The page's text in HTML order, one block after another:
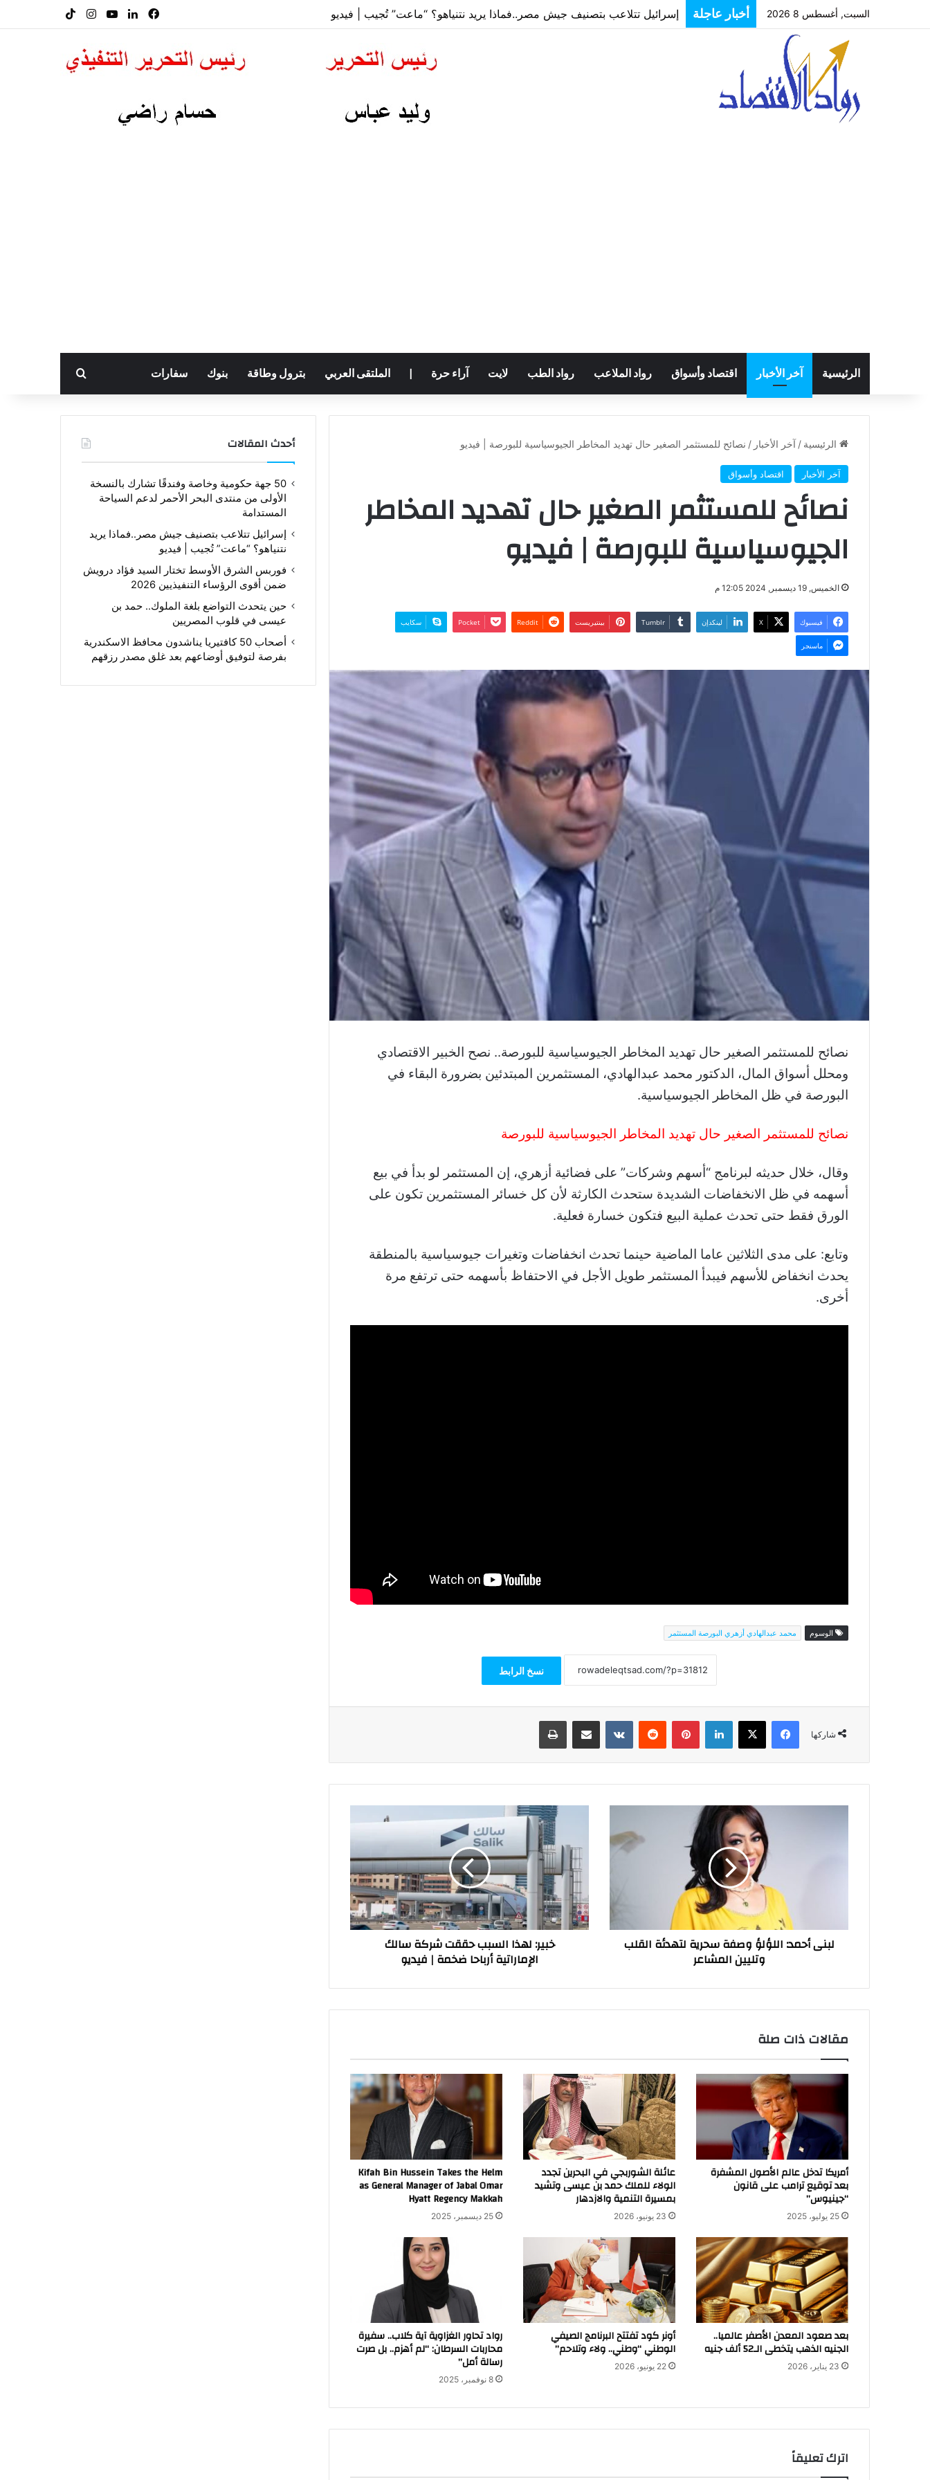
السبت, أغسطس 8 2026 أخبار عاجلة
فيسبوكلينكدإن‫YouTube
انستقرام
الرئيسية آخر الأخبار اقتصاد وأسواق رواد الملاعب رواد الطب لايت آراء حرة الملتقى العربي بترول وطاقة بنوك سفارات بحث عن
الرئيسية / آخر الأخبار / نصائح للمستثمر الصغير حال تهديد المخاطر الجيوسياسية للبورصة | فيديو
آخر الأخبار اقتصاد وأسواق
نصائح للمستثمر الصغير حال تهديد المخاطر
الجيوسياسية للبورصة | فيديو
الخميس, 19 ديسمبر, 2024 12:05 م
فيسبوك ‫X لينكدإن بينتيريست ‫Pocket سكايب
ماسنجر
نصائح للمستثمر الصغير حال تهديد المخاطر الجيوسياسية للبورصة.. نصح الخبير الاقتصادي
ومحلل أسواق المال، الدكتور محمد عبدالهادي، المستثمرين المبتدئين بضرورة البقاء في
البورصة في ظل المخاطر الجيوسياسية.
نصائح للمستثمر الصغير حال تهديد المخاطر الجيوسياسية للبورصة
وقال، خلال حديثه لبرنامج “أسهم وشركات” على فضائية أزهري، إن المستثمر لو بدأ في بيع
أسهمه في ظل الانخفاضات الشديدة ستحدث الكارثة لأن كل خسائر المستثمرين تكون على
الورق فقط حتى تحدث عملية البيع فتكون خسارة فعلية.
وتابع: على مدى الثلاثين عاما الماضية حينما تحدث انخفاضات وتغيرات جيوسياسية بالمنطقة
يحدث انخفاض للأسهم فيبدأ المستثمر طويل الأجل في الاحتفاظ بأسهمه حتى ترتفع مرة
أخرى.
الوسوم محمد عبدالهادي أزهري البورصة المستثمر
نسخ الرابط
شاركها
فيسبوك‫X لينكدإن بينتيريست مشاركة عبر البريد طباعة
المشاعر
لبنى أحمد: اللؤلؤ وصفة سحرية لتهدئة القلب
وتليين المشاعر
حققت
شركة
سالك
الإماراتية
أرباحا
ضخمة
خبير: لهذا السبب حققت شركة سالك
الإماراتية أرباحا ضخمة | فيديو
مقالات ذات صلة
أمريكا تدخل عالم الأصول المشفرة
بعد توقيع ترامب على قانون
“جينيوس”
25 يوليو، 2025
عائلة الشوربجي في البحرين تجدد
الولاء للملك حمد بن عيسى وتشيد
بمسيرة التنمية والازدهار
23 يونيو، 2026
Kifah Bin Hussein Takes the Helm
as General Manager of Jabal Omar
Hyatt Regency Makkah
25 ديسمبر، 2025
بعد صعود المعدن الأصفر عالميا..
الجنيه الذهب يتخطى الـ52 ألف جنيه
23 يناير، 2026
أونر كود تفتتح البرنامج الصيفي
الوطني “وطني.. ولاء وتلاحم”
22 يونيو، 2026
رواد تحاور الغزاوية آية كلاب.. سفيرة
محاربات السرطان: “لم أهزم.. بل صرت
رسالة أمل”
8 نوفمبر، 2025
اترك تعليقاً
أحدث المقالات
50 جهة حكومية وخاصة وفندقًا تشارك بالنسخة
الأولى من منتدى البحر الأحمر لدعم السياحة
المستدامة
إسرائيل تتلاعب بتصنيف جيش مصر..فماذا يريد
نتنياهو؟ “ماعت” تُجيب | فيديو
فوربس الشرق الأوسط تختار السيد فؤاد درويش
ضمن أقوى الرؤساء التنفيذيين 2026
حين يتحدث التواضع بلغة الملوك.. حمد بن
عيسى في قلوب المصريين
أصحاب 50 كافتيريا يناشدون محافظ الاسكندرية
بفرصة لتوفيق أوضاعهم بعد غلق مصدر رزقهم